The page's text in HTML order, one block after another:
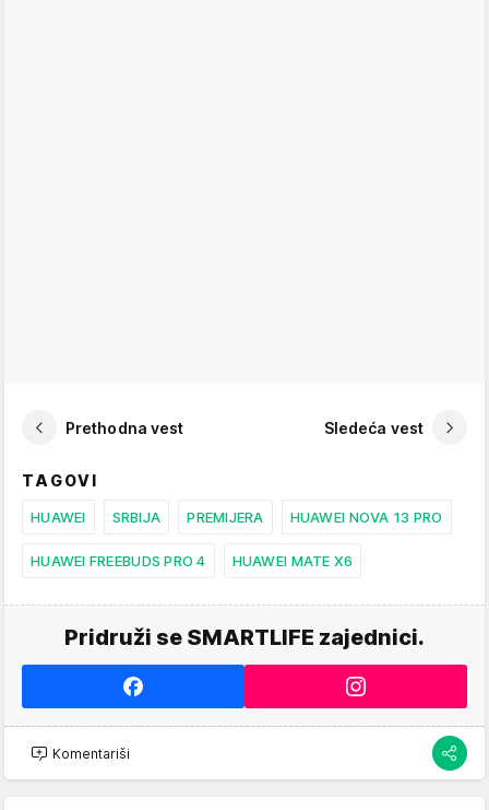
Prethodna vest Sledeća vest
TAGOVI
HUAWEI SRBIJA PREMIJERA HUAWEI NOVA 13 PRO
HUAWEI FREEBUDS PRO 4 HUAWEI MATE X6
Pridruži se SMARTLIFE zajednici.
Komentariši